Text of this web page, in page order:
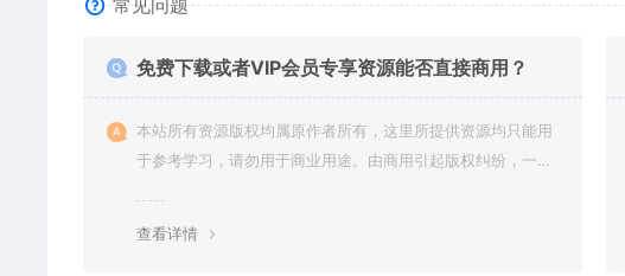
常见问题
免费下载或者VIP会员专享资源能否直接商用？
本站所有资源版权均属原作者所有，这里所提供资源均只能用
于参考学习，请勿用于商业用途。由商用引起版权纠纷，一切
查看详情